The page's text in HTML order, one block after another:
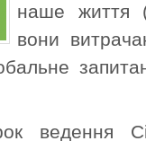
наше життя
вони
ведення